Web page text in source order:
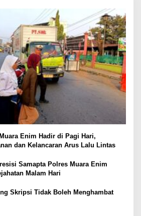
Enim Hadir di Pagi Hari,
dan Kelancaran Arus Lalu Lintas
Samapta Polres Muara Enim
Malam Hari
Skripsi Tidak Boleh Menghambat